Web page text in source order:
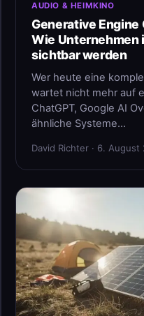
AUDIO & HEIMKINO
Generative Engine
Wie
sichtbar werden
Wer heute eine
wartet nicht mehr auf
ChatGPT, Google AI
ähnliche Systeme…
David Richter · 6. August